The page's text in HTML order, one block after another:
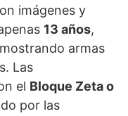
imágenes y
13 años,
armas
Las
el Bloque Zeta o
por las